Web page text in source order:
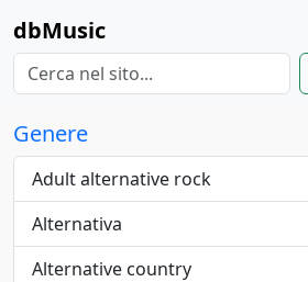
dbMusic
Genere
Adult alternative rock
Alternativa
Alternative country